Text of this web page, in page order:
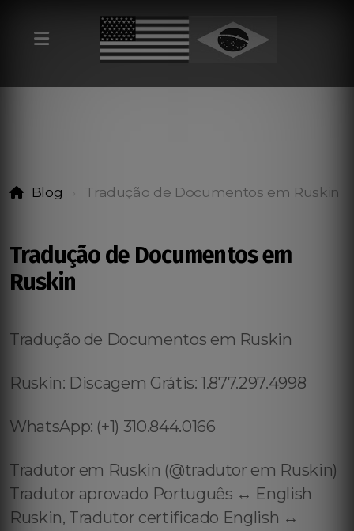
Blog Tradução de Documentos em Ruskin
Tradução de Documentos em
Ruskin
Tradução de Documentos em Ruskin
Ruskin: Discagem Grátis: 1.877.297.4998
WhatsApp: (+1) 310.844.0166
Tradutor em Ruskin (@tradutor em Ruskin)
Tradutor aprovado Português ↔️ English
Ruskin, Tradutor certificado English ↔️